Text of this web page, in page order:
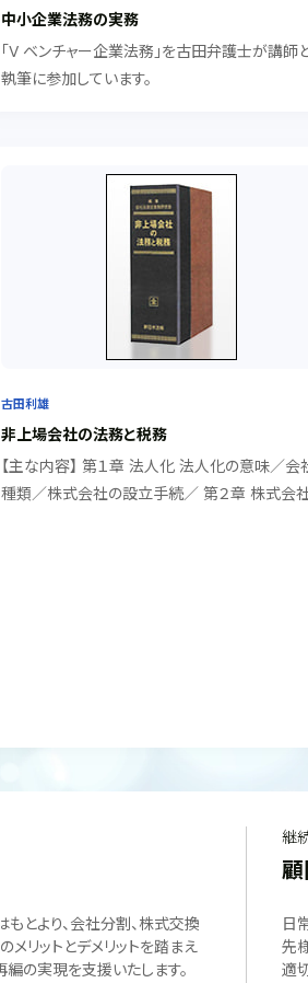
中小企業法務の実務
「V ベンチャー企業法務」を古田弁護士が講師
執筆に参加しています。
古田利雄
非上場会社の法務と税務
【主な内容】 第１章 法人化 法人化の意味／会
種類／株式会社の設立手続／ 第２章 株式会
とより、会社分割、株式交換
リットとデメリットを踏まえ
の実現を支援いたします。
継
日
先
適